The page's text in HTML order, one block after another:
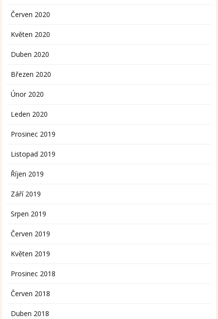
Červen 2020
Květen 2020
Duben 2020
Březen 2020
Únor 2020
Leden 2020
Prosinec 2019
Listopad 2019
Říjen 2019
Září 2019
Srpen 2019
Červen 2019
Květen 2019
Prosinec 2018
Červen 2018
Duben 2018